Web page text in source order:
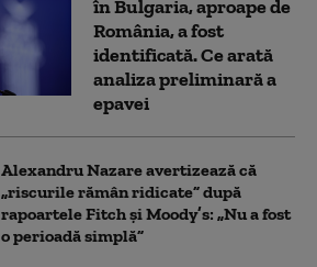
în Bulgaria, aproape de
România, a fost
identificată. Ce arată
analiza preliminară a
epavei
Alexandru Nazare avertizează că
„riscurile rămân ridicate” după
rapoartele Fitch și Moody’s: „Nu a fost
o perioadă simplă”